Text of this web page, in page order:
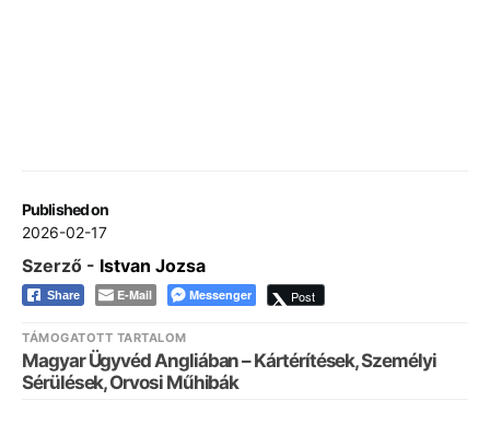
Published on
2026-02-17
Szerző - Istvan Jozsa
Share E-Mail Messenger Post
TÁMOGATOTT TARTALOM
Magyar Ügyvéd Angliában – Kártérítések, Személyi
Sérülések, Orvosi Műhibák